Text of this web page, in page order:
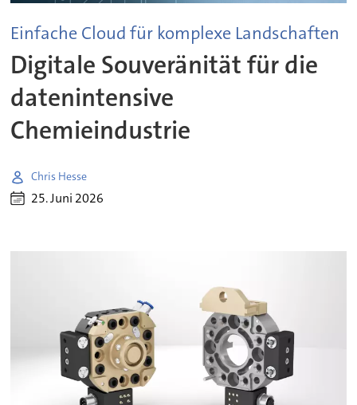
Einfache Cloud für komplexe Landschaften
Digitale Souveränität für die
datenintensive
Chemieindustrie
Chris Hesse
25. Juni 2026